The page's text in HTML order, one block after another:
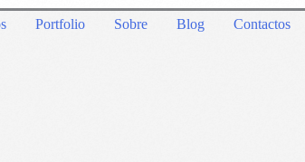
Portfolio Sobre Blog Contactos